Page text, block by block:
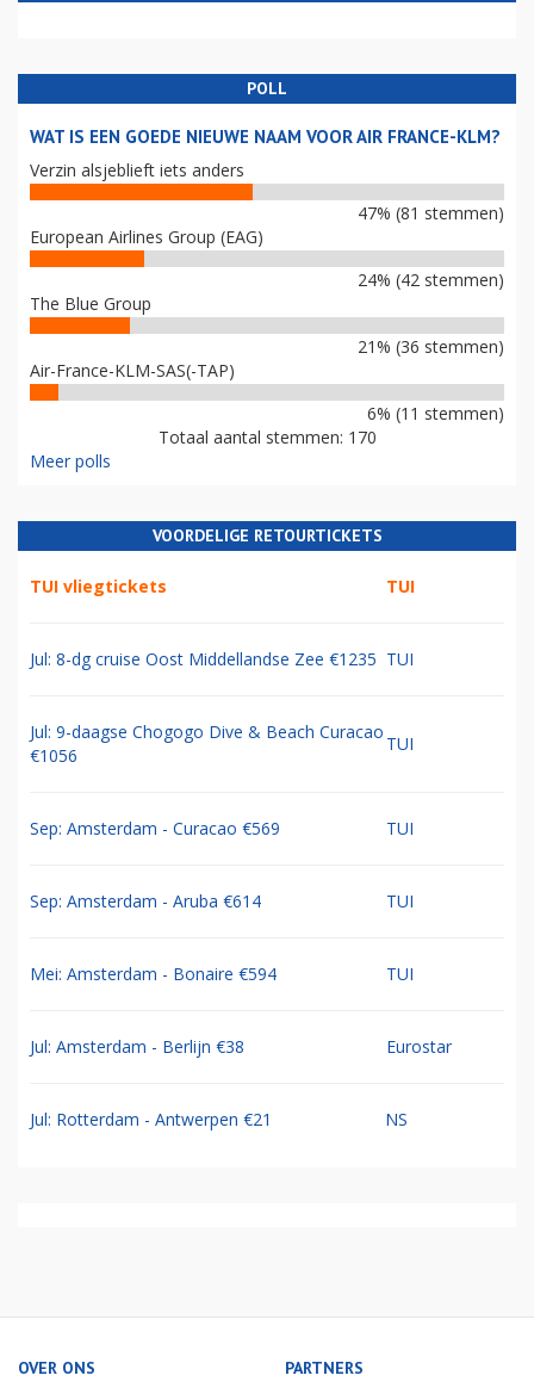
POLL
WAT IS EEN GOEDE NIEUWE NAAM VOOR AIR FRANCE-KLM?
Verzin alsjeblieft iets anders
47% (81 stemmen)
European Airlines Group (EAG)
24% (42 stemmen)
The Blue Group
21% (36 stemmen)
Air-France-KLM-SAS(-TAP)
6% (11 stemmen)
Totaal aantal stemmen: 170
Meer polls
VOORDELIGE RETOURTICKETS
TUI vliegtickets TUI
Jul: 8-dg cruise Oost Middellandse Zee €1235 TUI
Jul: 9-daagse Chogogo Dive & Beach Curacao
€1056
TUI
Sep: Amsterdam - Curacao €569 TUI
Sep: Amsterdam - Aruba €614 TUI
Mei: Amsterdam - Bonaire €594 TUI
Jul: Amsterdam - Berlijn €38 Eurostar
Jul: Rotterdam - Antwerpen €21 NS
OVER ONS PARTNERS